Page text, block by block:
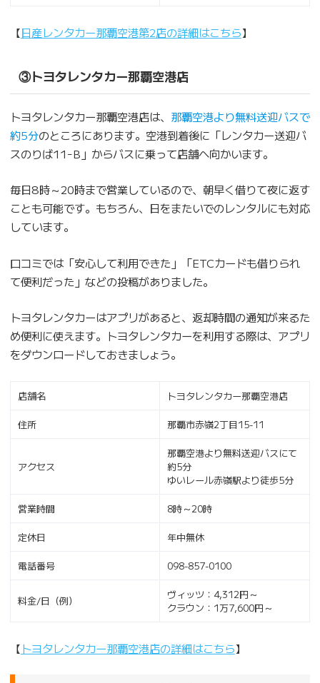
【日産レンタカー那覇空港第2店の詳細はこちら】
③トヨタレンタカー那覇空港店
トヨタレンタカー那覇空港店は、 那覇空港より無料送迎バスで
約5分のところにあります。空港到着後に「レンタカー送迎バ
スのりば11ｰB」からバスに乗って店舗へ向かいます。
毎日8時～20時まで営業しているので、朝早く借りて夜に返す
ことも可能です。もちろん、日をまたいでのレンタルにも対応
しています。
口コミでは「安心して利用できた」「ETCカードも借りられ
て便利だった」などの投稿がありました。
トヨタレンタカーはアプリがあると、返却時間の通知が来るた
め便利に使えます。トヨタレンタカーを利用する際は、アプリ
をダウンロードしておきましょう。
店舗名 トヨタレンタカー那覇空港店
住所 那覇市赤嶺2丁目15-11
アクセス
那覇空港より無料送迎バスにて
約5分
ゆいレール赤嶺駅より徒歩5分
営業時間 8時～20時
定休日 年中無休
電話番号 098-857-0100
料金/日（例）
ヴィッツ：4,312円～
クラウン：1万7,600円～
【トヨタレンタカー那覇空港店の詳細はこちら】